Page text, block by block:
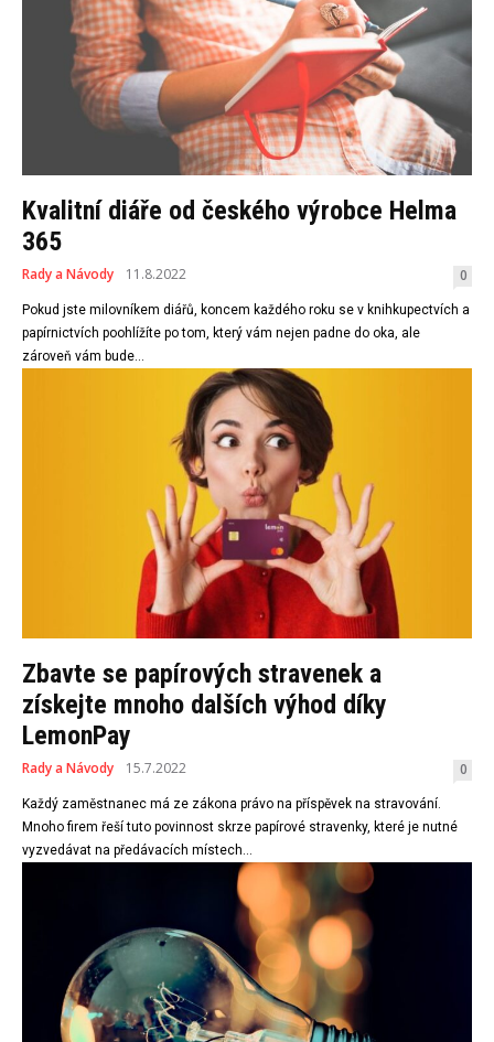
Kvalitní diáře od českého výrobce Helma
365
Rady a Návody 11.8.2022 0
Pokud jste milovníkem diářů, koncem každého roku se v knihkupectvích a
papírnictvích poohlížíte po tom, který vám nejen padne do oka, ale
zároveň vám bude...
Zbavte se papírových stravenek a
získejte mnoho dalších výhod díky
LemonPay
Rady a Návody 15.7.2022 0
Každý zaměstnanec má ze zákona právo na příspěvek na stravování.
Mnoho firem řeší tuto povinnost skrze papírové stravenky, které je nutné
vyzvedávat na předávacích místech...